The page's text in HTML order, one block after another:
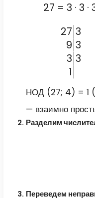
27 = 3 · 3 ·
27 3
9 3
3 3
1
НОД (27; 4) = 1
— взаимно
Разделим
Переведем